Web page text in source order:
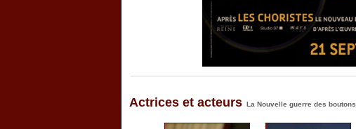
Actrices et acteurs La Nouvelle guerre des boutons